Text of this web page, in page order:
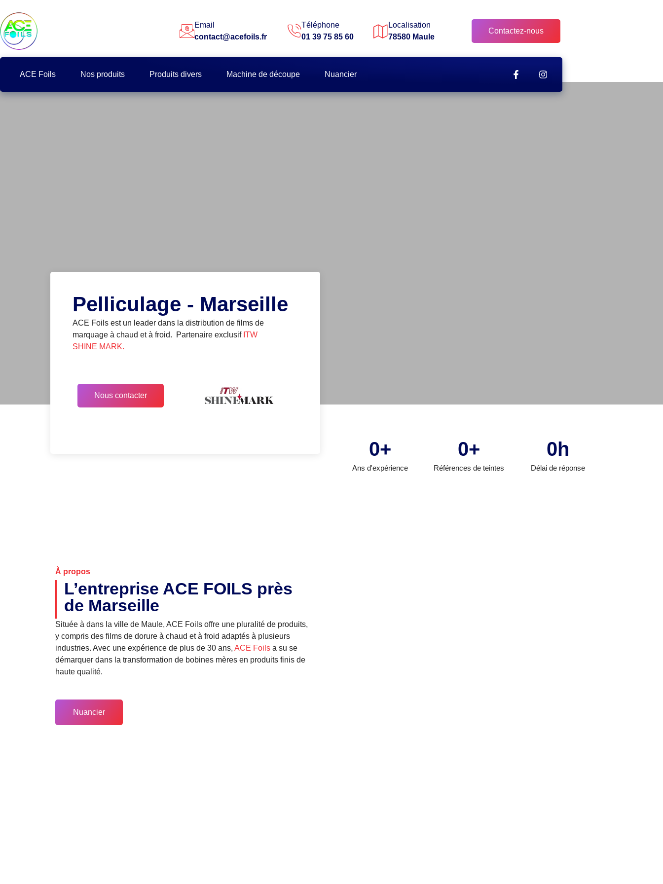
principal
Email
contact@acefoils.fr
Téléphone
01 39 75 85 60
Localisation
78580 Maule
Contactez-nous
ACE Foils Nos produits Produits divers Machine de découpe Nuancier
Pelliculage - Marseille
ACE Foils est un leader dans la distribution de films de
marquage à chaud et à froid. Partenaire exclusif ITW
SHINE MARK.
Nous contacter
Ans d'expérience
0+
Références de teintes
0+
Délai de réponse
0 h
À propos
L’entreprise ACE FOILS près
de Marseille
Située à dans la ville de Maule, ACE Foils offre une pluralité de produits,
y compris des films de dorure à chaud et à froid adaptés à plusieurs
industries. Avec une expérience de plus de 30 ans, ACE Foils a su se
démarquer dans la transformation de bobines mères en produits finis de
haute qualité.
Nuancier